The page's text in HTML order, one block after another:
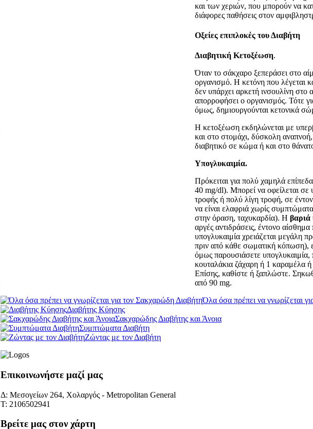
και των χεριών, που μπορούν να
διάφορες παθήσεις στον
Οξείες επιπλοκές του Διαβήτη
Διαβητική Κετοξέωση.
Όταν το σάκχαρο ξεπεράσει στο
οργανισμό. Η κετόνη που λέγεται
δεν υπάρχει αρκετή ινσουλίνη
απορροφήσει ο οργανισμός. Τότε
όμως, δημιουργούνται κετονικά
Η κετοξέωση εκδηλώνεται με
και στο στομάχι, δύσκολη
διαβητικό σε κώμα ή και στο
Υπογλυκαιμία.
Πρόκειται για πολύ χαμηλά
40 mg/dl). Μπορεί να οφείλεται
τροφής ή πολύ λίγη τροφή, σε
να είναι ελαφριά χωρίς
στην όραση, ταχυκαρδία). Η βαριά
αργές αντιδράσεις, έντονο
υπογλυκαιμία χρειάζεται μεγάλη
πριν από κάθε σωματική κόπωση),
όμως παρουσιάσετε
κουταλάκια ζάχαρη ή 1 καραμέλα
Επίσης, καθίστε ή ξαπλώστε.
από 90 mg.
Όλα όσα πρέπει να γνωρίζεται
Διαβήτης Κύησης
Σακχαρώδης Διαβήτης και Άνοια
Συμπτώματα Διαβήτη
Ζώντας με τον Διαβήτη
Επικοινωνήστε μαζί μας
Δ: Μεσογείων 264, Χολαργός - Metropolitan General
Τ: 2106502941
Βρείτε μας στον χάρτη